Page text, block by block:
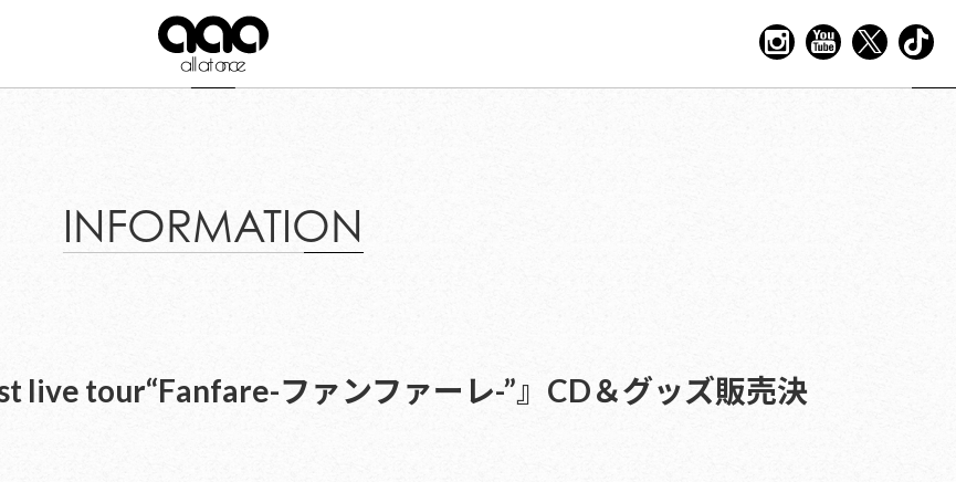
INFORMATION
live tour“Fanfare-ファンファーレ-”』CD＆グッズ販売決